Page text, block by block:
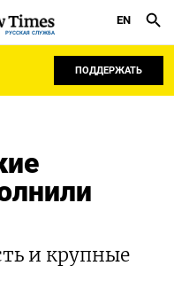
РУССКАЯ СЛУЖБА
EN
ПОДДЕРЖАТЬ
и крупные